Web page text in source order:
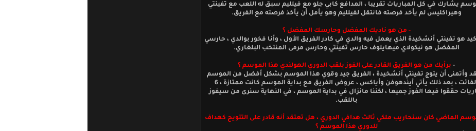
يشارك في كل المباريات تقريبا ، المدافع كابي جلو مع فيلليم سبق له اللعب مع تفينتي
وهيراكليس لم يأخد فرصته فانتقل لفيلليم وهو يأمل أن يأخذ فرصته مع الفريق.
- من هو ناديك المفضل وحارسك المفضل ؟
هو تفينتي أنشخيدة الذي يعمل فيه والدي في كادر الفريق الأول ، وأنا فخور بوالدي ، حارسي
المفضل هو نيكولاي ميهايلوف حارس تفينتي وحارس مرمى المنتخب البلغاري.
- برأيك من هو الفريق القادر على الفوز بلقب الدوري الهولندي هذا الموسم ؟
وأتمنى أن يتوج تفينتي أنشخيدة ، الفريق جيد وقوي هذا الموسم بشكل أفضل من الموسم
الفائت ، بعد ذلك يأتي أيندهوفن وأياكس ، عروض الفريق مع بداية الموسم كانت ممتازة ، 6
حققوا فيها الفوز جميعا ، لكننا مانزال في بداية الموسم ، في النهاية سنرى من سيفوز
باللقب.
الماضي كان سنحاريب ملكي ثالث هدافي الدوري ، هل تعتقد أنه قادر على التتويج كهداف
للدوري هذا الموسم ؟